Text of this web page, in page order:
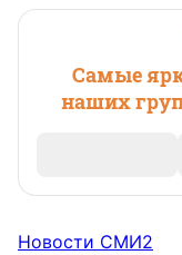
Самые
наших
Новости СМИ2